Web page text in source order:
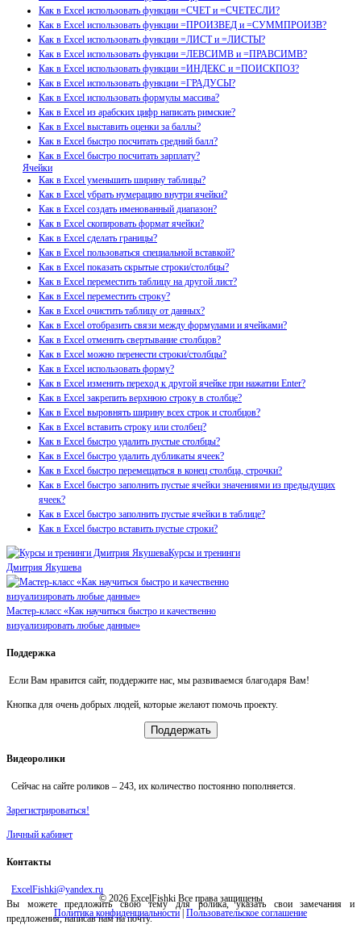
Как в Excel использовать функции =СЧЕТ и =СЧЕТЕСЛИ?
Как в Excel использовать функции =ПРОИЗВЕД и =СУММПРОИЗВ?
Как в Excel использовать функции =ЛИСТ и =ЛИСТЫ?
Как в Excel использовать функции =ЛЕВСИМВ и =ПРАВСИМВ?
Как в Excel использовать функции =ИНДЕКС и =ПОИСКПОЗ?
Как в Excel использовать функции =ГРАДУСЫ?
Как в Excel использовать формулы массива?
Как в Excel из арабских цифр написать римские?
Как в Excel выставить оценки за баллы?
Как в Excel быстро посчитать средний балл?
Как в Excel быстро посчитать зарплату?
Ячейки
Как в Excel уменьшить ширину таблицы?
Как в Excel убрать нумерацию внутри ячейки?
Как в Excel создать именованный диапазон?
Как в Excel скопировать формат ячейки?
Как в Excel сделать границы?
Как в Excel пользоваться специальной вставкой?
Как в Excel показать скрытые строки/столбцы?
Как в Excel переместить таблицу на другой лист?
Как в Excel переместить строку?
Как в Excel очистить таблицу от данных?
Как в Excel отобразить связи между формулами и ячейками?
Как в Excel отменить свертывание столбцов?
Как в Excel можно перенести строки/столбцы?
Как в Excel использовать форму?
Как в Excel изменить переход к другой ячейке при нажатии Enter?
Как в Excel закрепить верхнюю строку в столбце?
Как в Excel выровнять ширину всех строк и столбцов?
Как в Excel вставить строку или столбец?
Как в Excel быстро удалить пустые столбцы?
Как в Excel быстро удалить дубликаты ячеек?
Как в Excel быстро перемещаться в конец столбца, строчки?
Как в Excel быстро заполнить пустые ячейки значениями из предыдущих
ячеек?
Как в Excel быстро заполнить пустые ячейки в таблице?
Как в Excel быстро вставить пустые строки?
Курсы и тренинги
Дмитрия Якушева
Мастер-класс «Как научиться быстро и качественно
визуализировать любые данные»
Поддержка
Если Вам нравится сайт, поддержите нас, мы развиваемся благодаря Вам!
Кнопка для очень добрых людей, которые желают помочь проекту.
Поддержать
Видеоролики
Сейчас на сайте роликов – 243 , их количество постоянно пополняется.
Зарегистрироваться!
Личный кабинет
Контакты
ExcelFishki@yandex.ru
Вы можете предложить свою тему для ролика, указать свои замечания и
предложения, написав нам на почту.
© 2026 ExcelFishki Все права защищены
Политика конфиденциальности| Пользовательское соглашение